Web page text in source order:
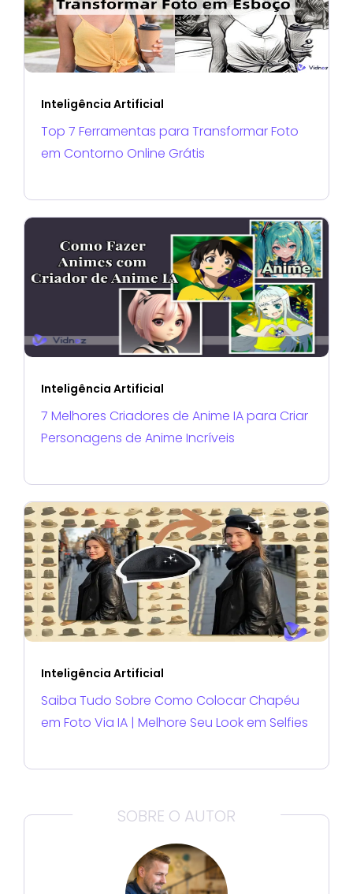
Inteligência Artificial
Top 7 Ferramentas para Transformar Foto
em Contorno Online Grátis
Inteligência Artificial
7 Melhores Criadores de Anime IA para Criar
Personagens de Anime Incríveis
Inteligência Artificial
Saiba Tudo Sobre Como Colocar Chapéu
em Foto Via IA | Melhore Seu Look em Selfies
SOBRE O AUTOR